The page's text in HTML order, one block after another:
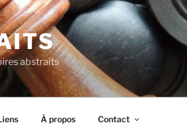
abstraits
À propos Contact